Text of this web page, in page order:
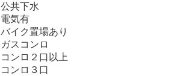
公共下水
電気有
バイク置場あり
ガスコンロ
コンロ２口以上
コンロ３口